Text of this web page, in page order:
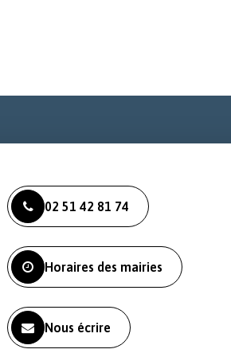
02 51 42 81 74
Horaires des mairies
Nous écrire